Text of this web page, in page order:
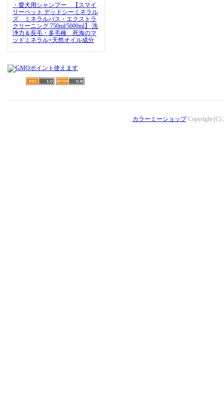
・愛犬用シャンプー 【スマイ
リーペット デッドシーミネラル
ズ ミネラルバス・エクストラ
クリーニング 750ml/5000ml】 洗
浄力＆長毛・多毛種 死海のマ
ッドミネラル+天然オイル成分
カラーミーショップCopyright (C)